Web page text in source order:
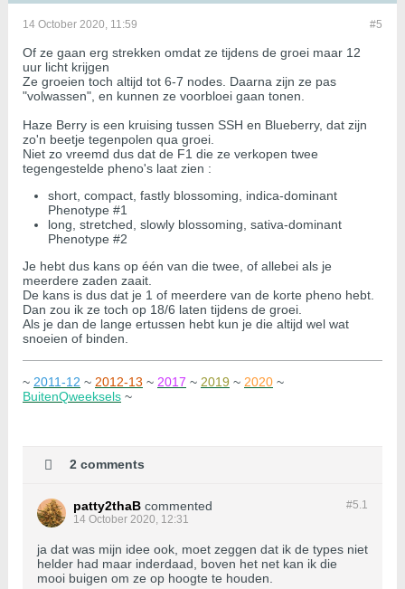
#5
14 October 2020, 11:59
Of ze gaan erg strekken omdat ze tijdens de groei maar 12
uur licht krijgen
Ze groeien toch altijd tot 6-7 nodes. Daarna zijn ze pas
"volwassen", en kunnen ze voorbloei gaan tonen.
Haze Berry is een kruising tussen SSH en Blueberry, dat zijn
zo'n beetje tegenpolen qua groei.
Niet zo vreemd dus dat de F1 die ze verkopen twee
tegengestelde pheno's laat zien :
short, compact, fastly blossoming, indica-dominant
Phenotype #1
long, stretched, slowly blossoming, sativa-dominant
Phenotype #2
Je hebt dus kans op één van die twee, of allebei als je
meerdere zaden zaait.
De kans is dus dat je 1 of meerdere van de korte pheno hebt.
Dan zou ik ze toch op 18/6 laten tijdens de groei.
Als je dan de lange ertussen hebt kun je die altijd wel wat
snoeien of binden.
~ 2011-12 ~ 2012-13 ~ 2017 ~ 2019 ~ 2020 ~
BuitenQweeksels ~
2 comments
#5.1
patty2thaB commented
14 October 2020, 12:31
ja dat was mijn idee ook, moet zeggen dat ik de types niet
helder had maar inderdaad, boven het net kan ik die
mooi buigen om ze op hoogte te houden.